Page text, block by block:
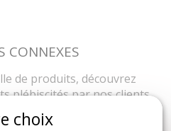
CONNEXES
de produits, découvrez
plébiscités par nos clients
choix